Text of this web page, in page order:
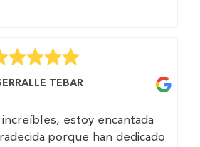
TEBAR
estoy encantada
porque han dedicado